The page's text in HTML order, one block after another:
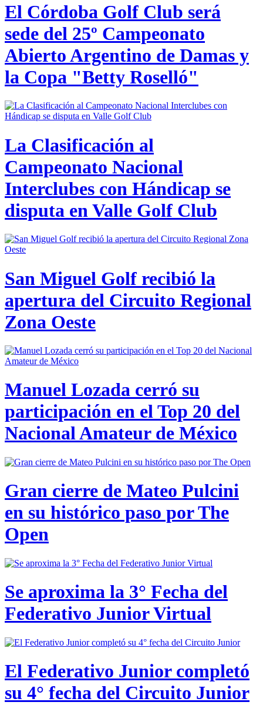
El Córdoba Golf Club será
sede del 25º Campeonato
Abierto Argentino de Damas y
la Copa "Betty Roselló"
La Clasificación al
Campeonato Nacional
Interclubes con Hándicap se
disputa en Valle Golf Club
San Miguel Golf recibió la
apertura del Circuito Regional
Zona Oeste
Manuel Lozada cerró su
participación en el Top 20 del
Nacional Amateur de México
Gran cierre de Mateo Pulcini
en su histórico paso por The
Open
Se aproxima la 3° Fecha del
Federativo Junior Virtual
El Federativo Junior completó
su 4° fecha del Circuito Junior